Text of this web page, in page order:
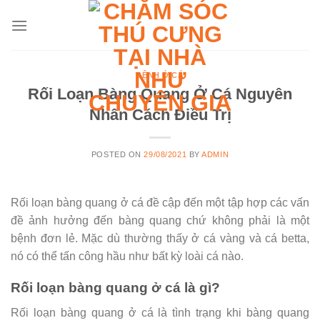
BỆNH Ở CÁ
Rối Loạn Bàng Quang Ở Cá Nguyên
Nhân Cách Điều Trị
POSTED ON29/08/2021 BYADMIN
Rối loạn bàng quang ở cá đề cập đến một tập hợp các vấn
đề ảnh hưởng đến bàng quang chứ không phải là một
bệnh đơn lẻ. Mặc dù thường thấy ở cá vàng và cá betta,
nó có thể tấn công hầu như bất kỳ loài cá nào.
Rối loạn bàng quang ở cá là gì?
Rối loạn bàng quang ở cá là tình trạng khi bàng quang